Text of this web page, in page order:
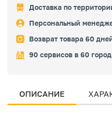
Доставка по
Персональный
Возврат товара 60
90 сервисов в 60
ОПИСАНИЕ